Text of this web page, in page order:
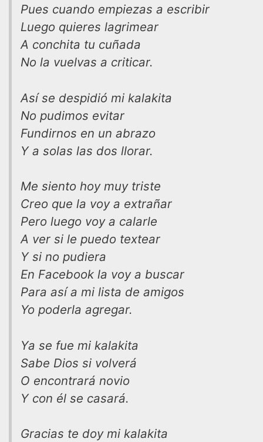
Pues cuando empiezas a escribir
Luego quieres lagrimear
A conchita tu cuñada
No la vuelvas a criticar.
Así se despidió mi kalakita
No pudimos evitar
Fundirnos en un abrazo
Y a solas las dos llorar.
Me siento hoy muy triste
Creo que la voy a extrañar
Pero luego voy a calarle
A ver si le puedo textear
Y si no pudiera
En Facebook la voy a buscar
Para así a mi lista de amigos
Yo poderla agregar.
Ya se fue mi kalakita
Sabe Dios si volverá
O encontrará novio
Y con él se casará.
Gracias te doy mi kalakita